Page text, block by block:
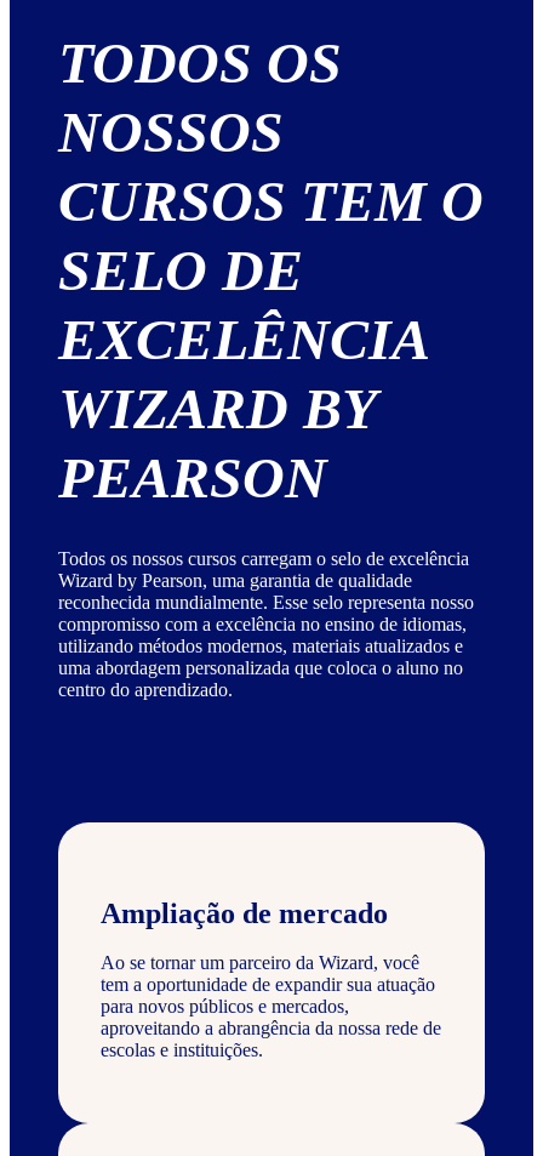
TODOS OS
NOSSOS
CURSOS TEM O
SELO DE
EXCELÊNCIA
WIZARD BY
PEARSON
Todos os nossos cursos carregam o selo de excelência
Wizard by Pearson, uma garantia de qualidade
reconhecida mundialmente. Esse selo representa nosso
compromisso com a excelência no ensino de idiomas,
utilizando métodos modernos, materiais atualizados e
uma abordagem personalizada que coloca o aluno no
centro do aprendizado.
Ampliação de mercado
Ao se tornar um parceiro da Wizard, você
tem a oportunidade de expandir sua atuação
para novos públicos e mercados,
aproveitando a abrangência da nossa rede de
escolas e instituições.